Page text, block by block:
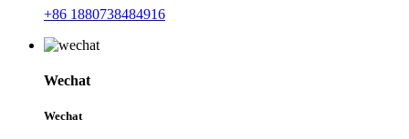
+86 1880738484916
Wechat
Wechat